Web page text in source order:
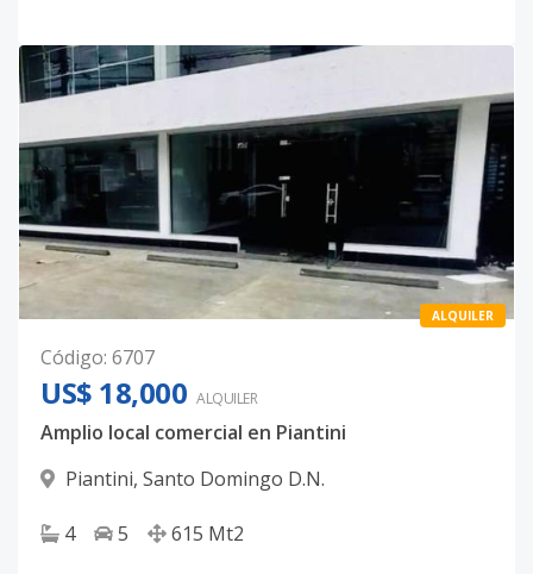
ALQUILER
Código: 6707
US$ 18,000 ALQUILER
Amplio local comercial en Piantini
Piantini, Santo Domingo D.N.
4 5 615 Mt2